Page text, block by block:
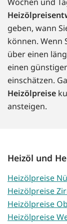
geben, wann
können. Wenn
über einen
einen
einschätzen.
Heizölpreise
ansteigen.
Heizöl und
Heizölpreise
Heizölpreise
Heizölpreise
Heizölpreise